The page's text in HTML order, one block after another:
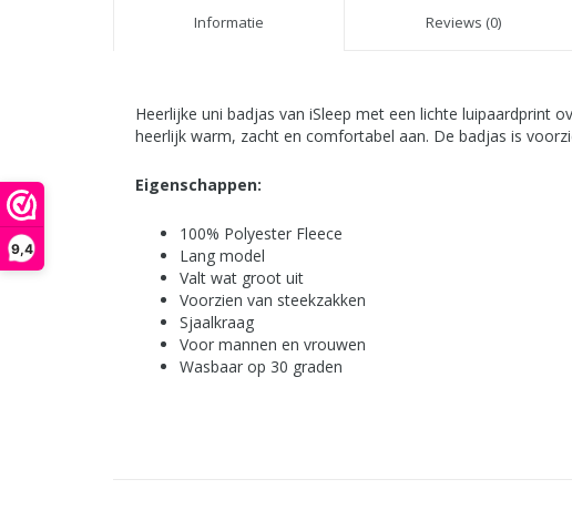
9,4
Informatie Reviews (0)
Heerlijke uni badjas van iSleep met een lichte luipaardprint
heerlijk warm, zacht en comfortabel aan. De badjas is
Eigenschappen:
100% Polyester Fleece
Lang model
Valt wat groot uit
Voorzien van steekzakken
Sjaalkraag
Voor mannen en vrouwen
Wasbaar op 30 graden